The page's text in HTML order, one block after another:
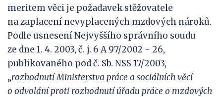
meritem věci je požadavek stěžovatele
na zaplacení nevyplacených mzdových nároků.
Podle usnesení Nejvyššího správního soudu
ze dne 1. 4. 2003, č. j. 6 A 97/2002 - 26,
publikovaného pod č. Sb. NSS 17/2003,
„rozhodnutí Ministerstva práce a sociálních věcí
o odvolání proti rozhodnutí úřadu práce o mzdových